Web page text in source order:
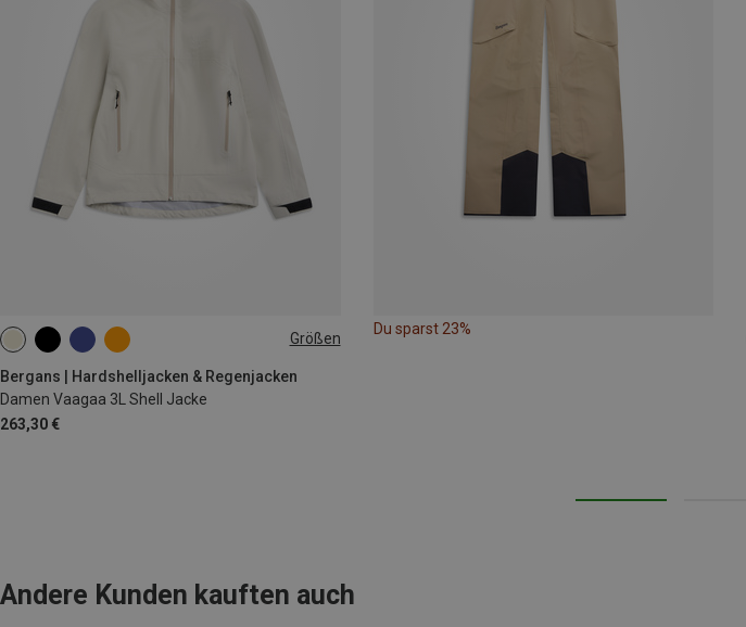
Größen
Bergans | Hardshelljacken & Regenjacken
Damen Vaagaa 3L Shell Jacke
263,30 €
XS S M
Du sparst 23%
Andere Kunden kauften auch